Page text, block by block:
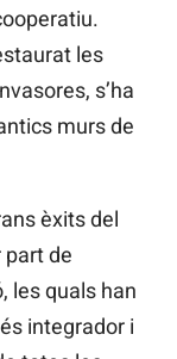
les
s’ha
murs de
èxits del
part de
les quals han
integrador i